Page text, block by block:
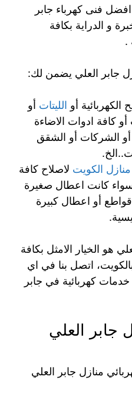
فنى كهرباء جابر
و الدراية بكافة
.
جابر العلي يضمن لك:
أو الليتات أو
أو كافة ادوات الاضاءة
أو الشركات أو الشقق
الكويت لاصلاح كافة
سواء كانت اعطال صغيرة
أو اعطال كبيرة
هو الخيار الامثل بكافة
بالكويت، اتصل بنا في اي
كهربائية في جابر
جابر العلي
منازل جابر العلي